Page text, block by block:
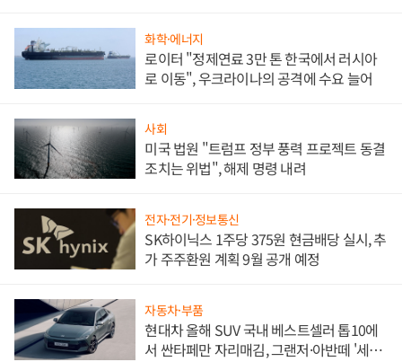
화학·에너지
로이터 "정제연료 3만 톤 한국에서 러시아
로 이동", 우크라이나의 공격에 수요 늘어
사회
미국 법원 "트럼프 정부 풍력 프로젝트 동결
조치는 위법", 해제 명령 내려
전자·전기·정보통신
SK하이닉스 1주당 375원 현금배당 실시, 추
가 주주환원 계획 9월 공개 예정
자동차·부품
현대차 올해 SUV 국내 베스트셀러 톱10에
서 싼타페만 자리매김, 그랜저·아반떼 '세단